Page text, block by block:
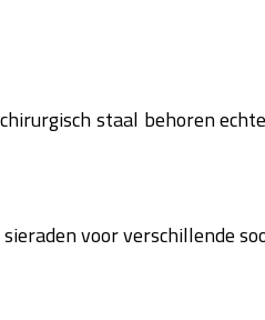
staal behoren
voor verschillende